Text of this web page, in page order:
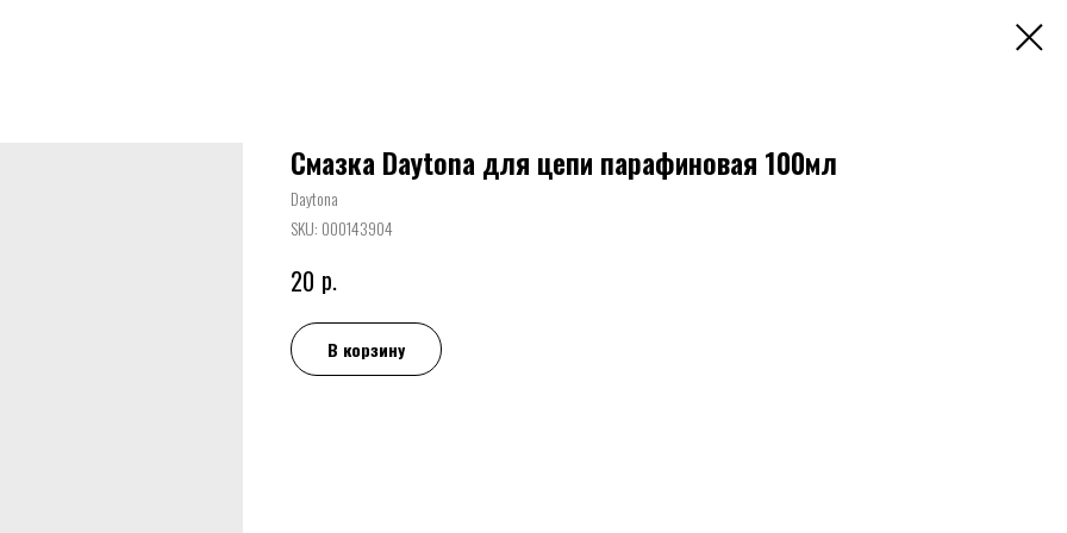
Смазка Daytona для цепи парафиновая 100мл
Daytona
SKU: 000143904
20 р.
В корзину